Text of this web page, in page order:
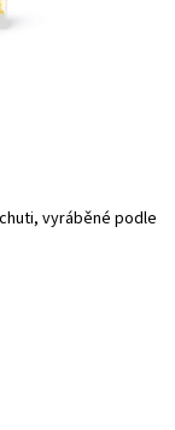
vyráběné podle